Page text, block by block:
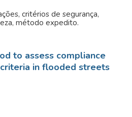
critérios de segurança,
método expedito.
to assess compliance
in flooded streets